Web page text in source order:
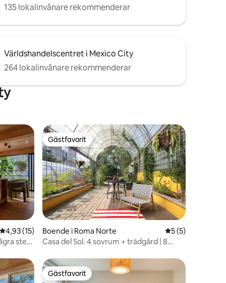
135 lokalinvånare rekommenderar
Världshandelscentret i Mexico City
264 lokalinvånare rekommenderar
4,93 av 5 i genomsnittligt betyg, 15 omdömen
4,93 (15)
steg
Gästfavorit
Gästfavorit
Boende i Roma Norte 5 av 5 i
5 (5)
Casa del Sol. 4 sovrum + trädgård | 8
Gästfavorit
Gästfavorit